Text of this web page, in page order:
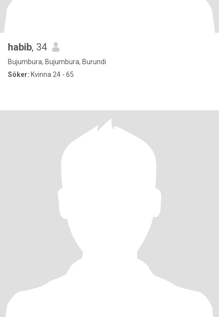
habib, 34
Bujumbura, Bujumbura, Burundi
Söker: Kvinna 24 - 65